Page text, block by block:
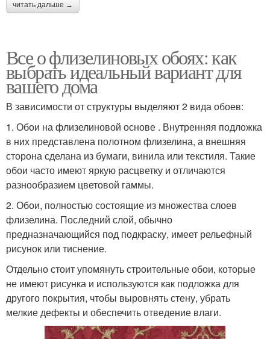
читать дальше →
Все о флизелиновых обоях: как
выбрать идеальный вариант для
вашего дома
В зависимости от структуры выделяют 2 вида обоев:
1. Обои на флизелиновой основе . Внутренняя подложка
в них представлена полотном флизелина, а внешняя
сторона сделана из бумаги, винила или текстиля. Такие
обои часто имеют яркую расцветку и отличаются
разнообразием цветовой гаммы.
2. Обои, полностью состоящие из множества слоев
флизелина. Последний слой, обычно
предназначающийся под подкраску, имеет рельефный
рисунок или тиснение.
Отдельно стоит упомянуть строительные обои, которые
не имеют рисунка и используются как подложка для
другого покрытия, чтобы выровнять стену, убрать
мелкие дефекты и обеспечить отведение влаги.